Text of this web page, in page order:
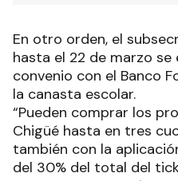
En otro orden, el
hasta el 22 de marzo
convenio con el Banco
la canasta escolar.
“Pueden comprar los
Chigüé hasta en tres
también con la
del 30% del total del